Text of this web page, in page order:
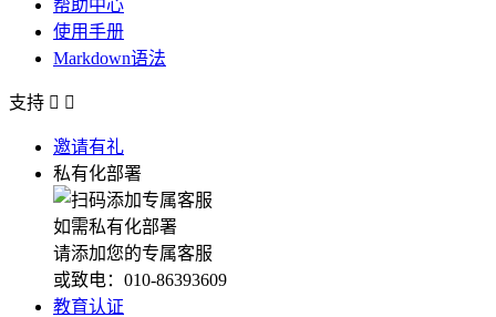
帮助中心
使用手册
Markdown语法
支持  
邀请有礼
私有化部署
如需私有化部署
请添加您的专属客服
或致电：010-86393609
教育认证